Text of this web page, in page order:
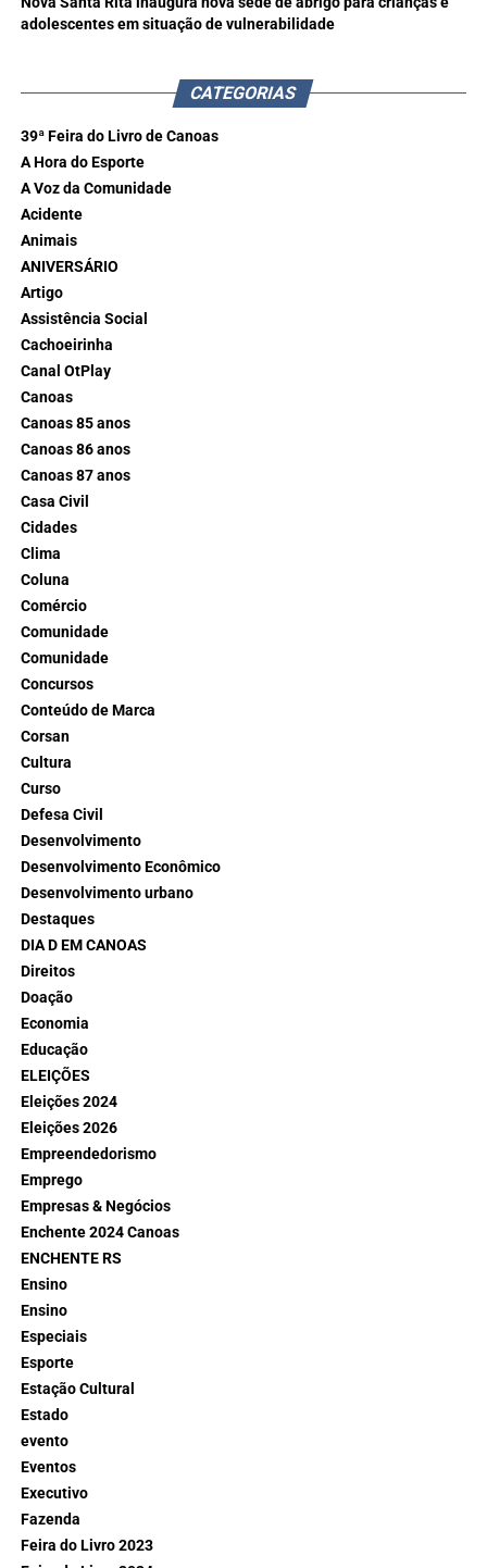
adolescentes em situação de vulnerabilidade
CATEGORIAS
39ª Feira do Livro de Canoas
A Hora do Esporte
A Voz da Comunidade
Acidente
Animais
ANIVERSÁRIO
Artigo
Assistência Social
Cachoeirinha
Canal OtPlay
Canoas
Canoas 85 anos
Canoas 86 anos
Canoas 87 anos
Casa Civil
Cidades
Clima
Coluna
Comércio
Comunidade
Comunidade
Concursos
Conteúdo de Marca
Corsan
Cultura
Curso
Defesa Civil
Desenvolvimento
Desenvolvimento Econômico
Desenvolvimento urbano
Destaques
DIA D EM CANOAS
Direitos
Doação
Economia
Educação
ELEIÇÕES
Eleições 2024
Eleições 2026
Empreendedorismo
Emprego
Empresas & Negócios
Enchente 2024 Canoas
ENCHENTE RS
Ensino
Ensino
Especiais
Esporte
Estação Cultural
Estado
evento
Eventos
Executivo
Fazenda
Feira do Livro 2023